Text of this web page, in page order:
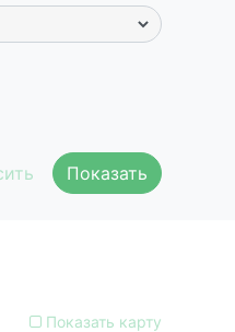
Показать
Показать карту